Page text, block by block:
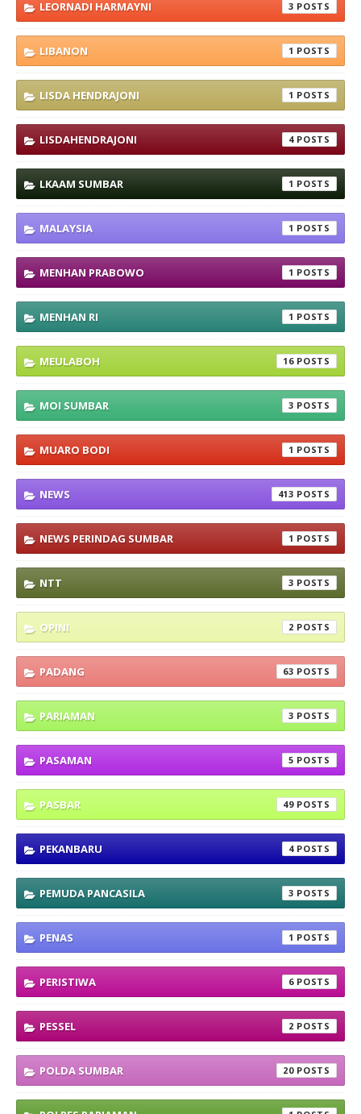
LEORNADI HARMAYNI 3
LIBANON 1
LISDA HENDRAJONI 1
LISDAHENDRAJONI 4
LKAAM SUMBAR 1
MALAYSIA 1
MENHAN PRABOWO 1
MENHAN RI 1
MEULABOH 16
MOI SUMBAR 3
MUARO BODI 1
NEWS 413
NEWS PERINDAG SUMBAR 1
NTT 3
OPINI 2
PADANG 63
PARIAMAN 3
PASAMAN 5
PASBAR 49
PEKANBARU 4
PEMUDA PANCASILA 3
PENAS 1
PERISTIWA 6
PESSEL 2
POLDA SUMBAR 20